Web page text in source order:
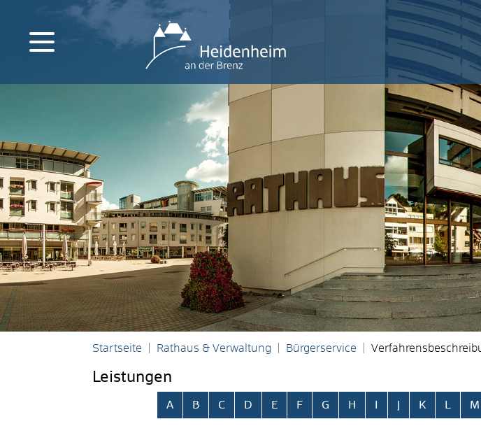
Startseite Rathaus & Verwaltung Bürgerservice
Leistungen
Alphabetisches Register überspringen
A B C D E F G H K M